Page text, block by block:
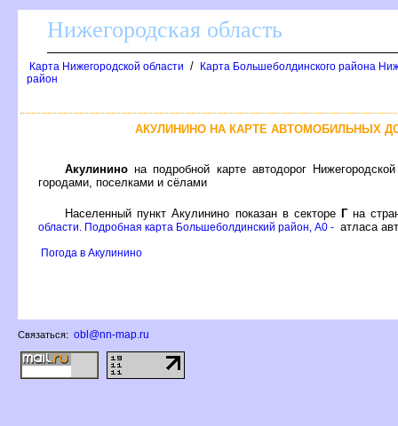
Нижегородская область
Карта Нижегородской области /
Карта Большеболдинского района
район
АКУЛИНИНО НА КАРТЕ АВТОМОБИЛЬНЫХ
Акулинино на подробной карте автодорог
ородами, поселками и сёлами
Населенный пункт Акулинино показан в секторе Гна
области. Подробная карта Большеболдинский район, A0 - атласа
Погода в Акулинино
Связаться: obl@nn-map.ru